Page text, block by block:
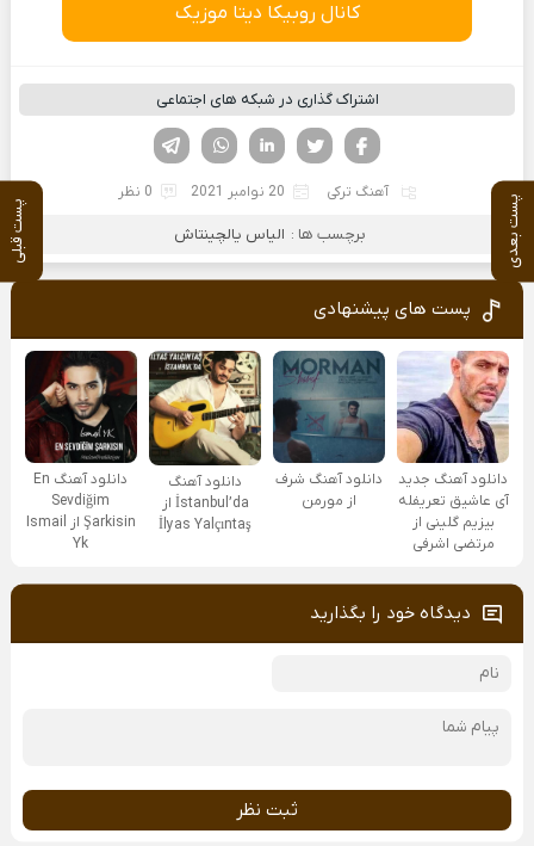
پست بعدی پست قبلی
کانال روبیکا دیتا موزیک
اشتراک گذاری در شبکه های اجتماعی
لینکدین تویتر
فیسوک
آهنگ ترکی 20 نوامبر 2021 0 نظر
برچسب ها : الیاس یالچینتاش
پست های پیشنهادی
دانلود آهنگ جدید
آی عاشیق تعریفله
بیزیم گلینی از
مرتضی اشرفی
دانلود آهنگ شرف
از مورمن
دانلود آهنگ
İstanbul’da از
İlyas Yalçıntaş
دانلود آهنگ En
Sevdiğim
Şarkisin از Ismail
Yk
دیدگاه خود را بگذارید
ثبت نظر